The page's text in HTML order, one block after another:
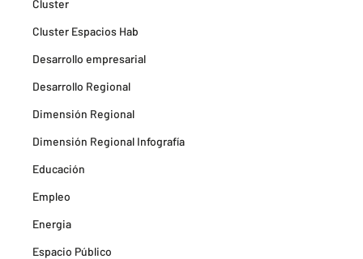
Cluster
Cluster Espacios Hab
Desarrollo empresarial
Desarrollo Regional
Dimensión Regional
Dimensión Regional Infografía
Educación
Empleo
Energia
Espacio Público